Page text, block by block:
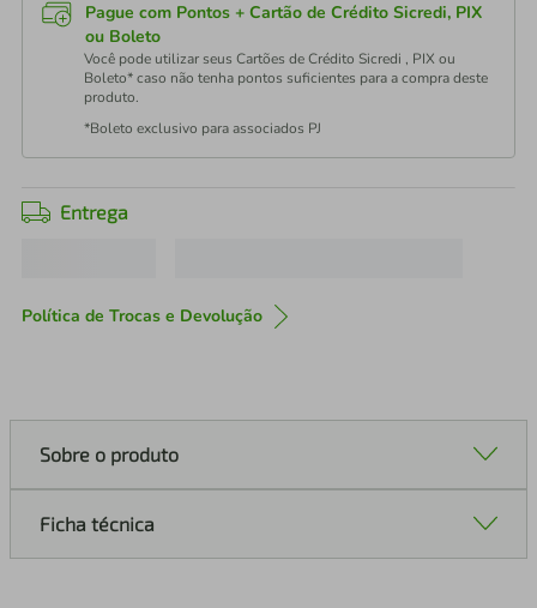
Pague com Pontos + Cartão de Crédito Sicredi, PIX
ou Boleto
Você pode utilizar seus Cartões de Crédito Sicredi , PIX ou
Boleto* caso não tenha pontos suficientes para a compra deste
produto.
*Boleto exclusivo para associados PJ
Entrega
Política de Trocas e Devolução
Sobre o produto
Ficha técnica